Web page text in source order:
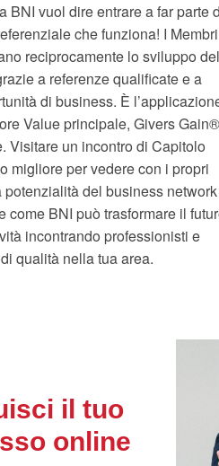
BNI vuol dire entrare a far parte
che funziona! I Membri
reciprocamente lo sviluppo
a referenze qualificate e a
di business. È
Value principale, Givers
Visitare un incontro di Capitolo
migliore per vedere con i propri
potenzialità del business
come BNI può trasformare il
incontrando professionisti e
qualità nella tua area.
il tuo
online